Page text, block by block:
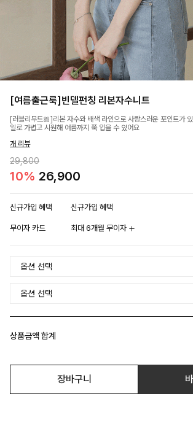
[여름출근룩]빈델펀칭 리본자수니트
[러블리무드🎀]리본 자수와 배색 라인으로 사랑스러운 포인트가
일로 가볍고 시원해 여름까지 쭉 입을 수 있어요
개 리뷰
29,800
10% 26,900
신규가입 혜택 신규가입 혜택
무이자 카드 최대 6개월 무이자
상품금액 합계
장바구니